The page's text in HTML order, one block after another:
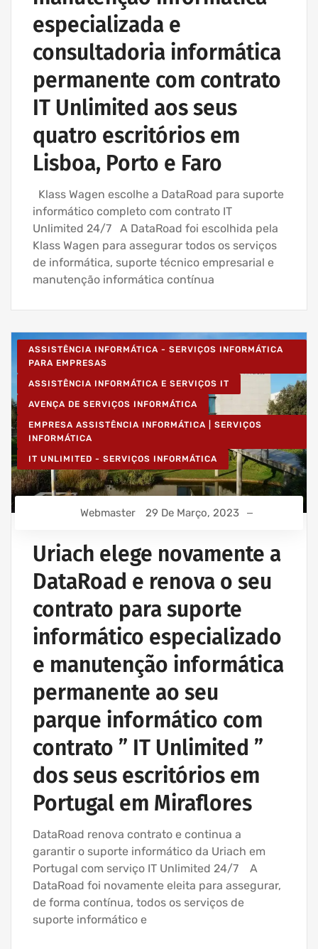
especializada e
consultadoria informática
permanente com contrato
IT Unlimited aos seus
quatro escritórios em
Lisboa, Porto e Faro
Klass Wagen escolhe a DataRoad para suporte
informático completo com contrato IT
Unlimited 24/7 A DataRoad foi escolhida pela
Klass Wagen para assegurar todos os serviços
de informática, suporte técnico empresarial e
manutenção informática contínua
ASSISTÊNCIA INFORMÁTICA - SERVIÇOS INFORMÁTICA
PARA EMPRESAS
ASSISTÊNCIA INFORMÁTICA E SERVIÇOS IT
AVENÇA DE SERVIÇOS INFORMÁTICA
EMPRESA ASSISTÊNCIA INFORMÁTICA | SERVIÇOS
INFORMÁTICA
IT UNLIMITED - SERVIÇOS INFORMÁTICA
Webmaster 29 De Março, 2023
Uriach elege novamente a
DataRoad e renova o seu
contrato para suporte
informático especializado
e manutenção informática
permanente ao seu
parque informático com
contrato ” IT Unlimited ”
dos seus escritórios em
Portugal em Miraflores
DataRoad renova contrato e continua a
garantir o suporte informático da Uriach em
Portugal com serviço IT Unlimited 24/7 A
DataRoad foi novamente eleita para assegurar,
de forma contínua, todos os serviços de
suporte informático e